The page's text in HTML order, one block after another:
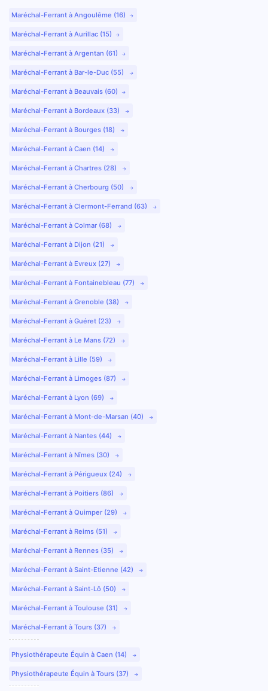
Maréchal-Ferrant à Angoulême (16)
Maréchal-Ferrant à Aurillac (15)
Maréchal-Ferrant à Argentan (61)
Maréchal-Ferrant à Bar-le-Duc (55)
Maréchal-Ferrant à Beauvais (60)
Maréchal-Ferrant à Bordeaux (33)
Maréchal-Ferrant à Bourges (18)
Maréchal-Ferrant à Caen (14)
Maréchal-Ferrant à Chartres (28)
Maréchal-Ferrant à Cherbourg (50)
Maréchal-Ferrant à Clermont-Ferrand (63)
Maréchal-Ferrant à Colmar (68)
Maréchal-Ferrant à Dijon (21)
Maréchal-Ferrant à Evreux (27)
Maréchal-Ferrant à Fontainebleau (77)
Maréchal-Ferrant à Grenoble (38)
Maréchal-Ferrant à Guéret (23)
Maréchal-Ferrant à Le Mans (72)
Maréchal-Ferrant à Lille (59)
Maréchal-Ferrant à Limoges (87)
Maréchal-Ferrant à Lyon (69)
Maréchal-Ferrant à Mont-de-Marsan (40)
Maréchal-Ferrant à Nantes (44)
Maréchal-Ferrant à Nîmes (30)
Maréchal-Ferrant à Périgueux (24)
Maréchal-Ferrant à Poitiers (86)
Maréchal-Ferrant à Quimper (29)
Maréchal-Ferrant à Reims (51)
Maréchal-Ferrant à Rennes (35)
Maréchal-Ferrant à Saint-Etienne (42)
Maréchal-Ferrant à Saint-Lô (50)
Maréchal-Ferrant à Toulouse (31)
Maréchal-Ferrant à Tours (37)
Physiothérapeute Équin à Caen (14)
Physiothérapeute Équin à Tours (37)